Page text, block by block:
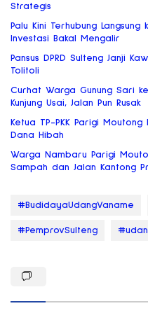
Strategis
Palu Kini Terhubung Langsung
Investasi Bakal Mengalir
Pansus DPRD Sulteng Janji
Tolitoli
Curhat Warga Gunung Sari
Kunjung Usai, Jalan Pun Rusak
Ketua TP-PKK Parigi Moutong
Dana Hibah
Warga Nambaru Parigi
Sampah dan Jalan Kantong
#BudidayaUdangVaname
#PemprovSulteng